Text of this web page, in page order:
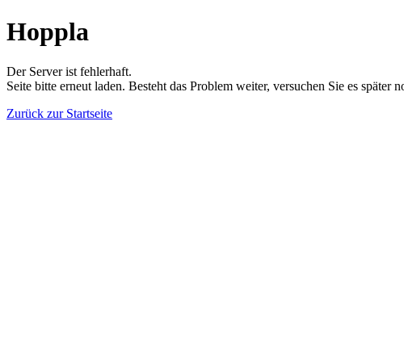
Hoppla
Der Server ist fehlerhaft.
Seite bitte erneut laden. Besteht das Problem weiter, versuchen Sie es
Zurück zur Startseite